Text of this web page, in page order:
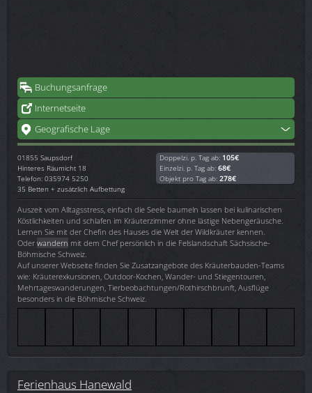
Buchungsanfrage
Internetseite
Geografische Lage
01855 Saupsdorf
Hinteres Räumicht 18
Telefon: 035974 5250
35 Betten + zusätzlich Aufbettung
Doppelzi. p. Tag ab: 105€
Einzelzi. p. Tag ab: 68€
Objekt pro Tag ab: 278€
Auszeit vom Alltagsstress, einfach die Seele baumeln lassen bei kulinarischen
Köstlichkeiten und schlafen im Kräuterzimmer ohne lästige Nebengeräusche.
Lernen Sie mit der Chefin des Hauses die Welt der Wildkräuter kennen.
Oder wandern mit dem Chef persönlich in die Felslandschaft Sächsische-
Böhmische Schweiz.
Auf unserer Webseite finden Sie Zusatzangebote des Kräuterbauden-Teams
wie: Kräuterexkursionen, Outdoor-Kochen, Wander- und Stiegentouren,
Mehrtageswanderungen, Tierbeobachtungen/Rothirschbrunft, Ausflüge
besonders in die Böhmische Schweiz.
Ferienhaus Hanewald